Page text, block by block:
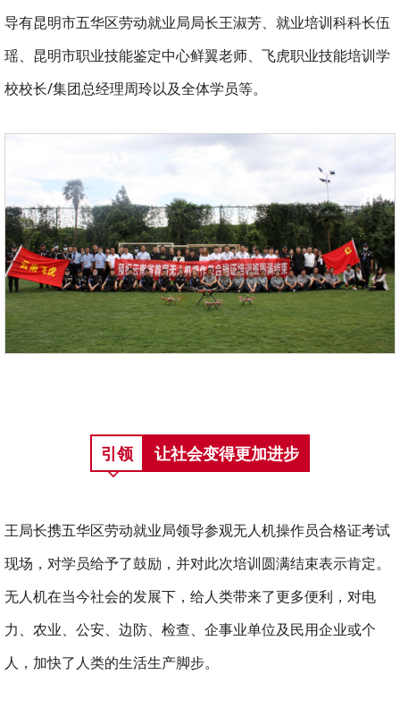
导有昆明市五华区劳动就业局局长王淑芳、就业培训科科长伍
瑶、昆明市职业技能鉴定中心鲜翼老师、飞虎职业技能培训学
校校长/集团总经理周玲以及全体学员等。
引领 让社会变得更加进步
王局长携五华区劳动就业局领导参观无人机操作员合格证考试
现场，对学员给予了鼓励，并对此次培训圆满结束表示肯定。
无人机在当今社会的发展下，给人类带来了更多便利，对电
力、农业、公安、边防、检查、企事业单位及民用企业或个
人，加快了人类的生活生产脚步。